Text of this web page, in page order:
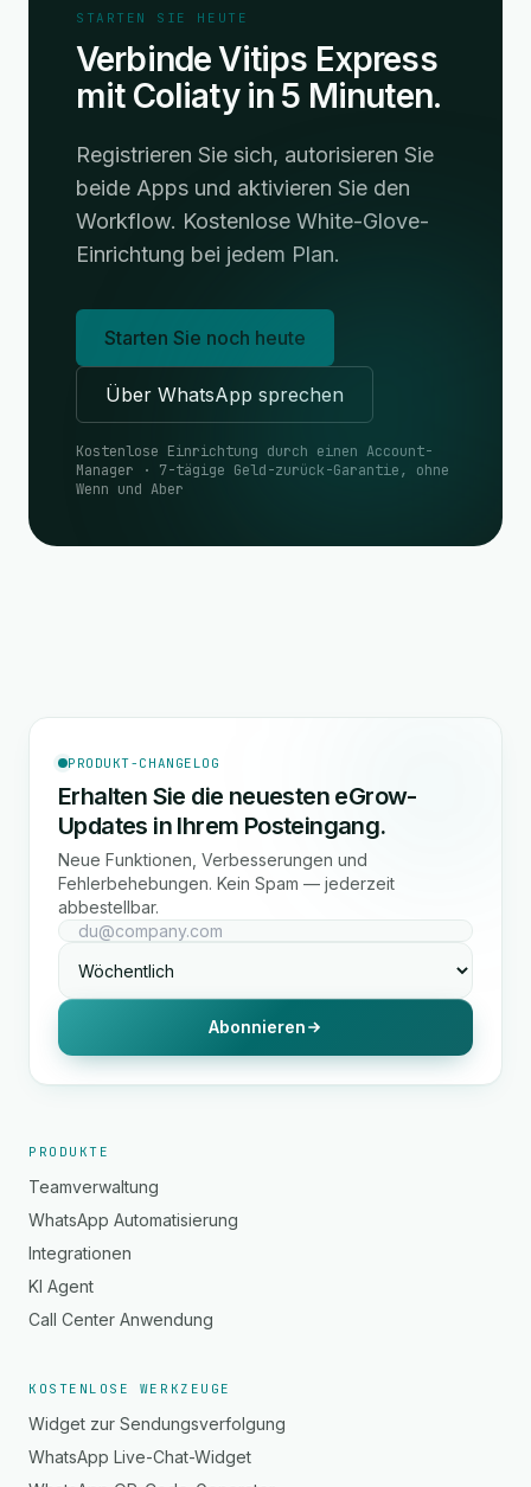
STARTEN SIE HEUTE
Verbinde Vitips Express
mit Coliaty in 5 Minuten.
Registrieren Sie sich, autorisieren Sie
beide Apps und aktivieren Sie den
Workflow. Kostenlose White-Glove-
Einrichtung bei jedem Plan.
Starten Sie noch heute
Über WhatsApp sprechen
Kostenlose Einrichtung durch einen Account-
Manager · 7-tägige Geld-zurück-Garantie, ohne
Wenn und Aber
PRODUKT-CHANGELOG
Erhalten Sie die neuesten eGrow-
Updates in Ihrem Posteingang.
Neue Funktionen, Verbesserungen und
Fehlerbehebungen. Kein Spam — jederzeit
abbestellbar.
Abonnieren
PRODUKTE
Teamverwaltung
WhatsApp Automatisierung
Integrationen
KI Agent
Call Center Anwendung
KOSTENLOSE WERKZEUGE
Widget zur Sendungsverfolgung
WhatsApp Live-Chat-Widget